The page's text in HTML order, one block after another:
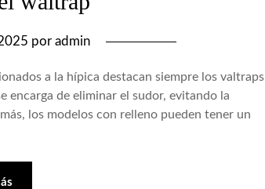
por admin
a la hípica destacan siempre los valtraps
encarga de eliminar el sudor, evitando la
los modelos con relleno pueden tener un